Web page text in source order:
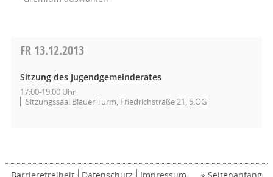
FR 13.12.2013
Sitzung des Jugendgemeinderates
17:00-19:00 Uhr
Sitzungssaal Blauer Turm, Friedrichstraße 21, 5.OG